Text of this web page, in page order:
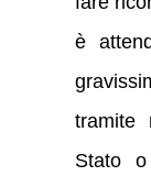
è
tramite
Stato